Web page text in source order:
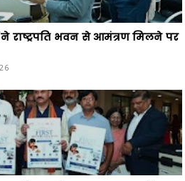
ने राष्ट्रपति भवन से आमंत्रण मिलने पर